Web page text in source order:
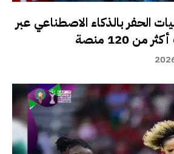
الحفر بالذكاء الاصطناعي عبر
120 منصة